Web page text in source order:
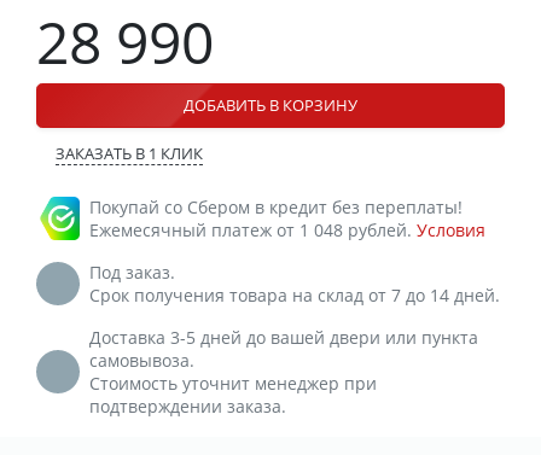
28 990
ДОБАВИТЬ В КОРЗИНУ
ЗАКАЗАТЬ В 1 КЛИК
Покупай со Сбером в кредит без переплаты!
Ежемесячный платеж от 1 048 рублей. Условия
Под заказ.
Срок получения товара на склад от 7 до 14 дней.
Доставка 3-5 дней до вашей двери или пункта
самовывоза.
Стоимость уточнит менеджер при
подтверждении заказа.